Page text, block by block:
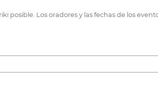
posible. Los oradores y las fechas de los